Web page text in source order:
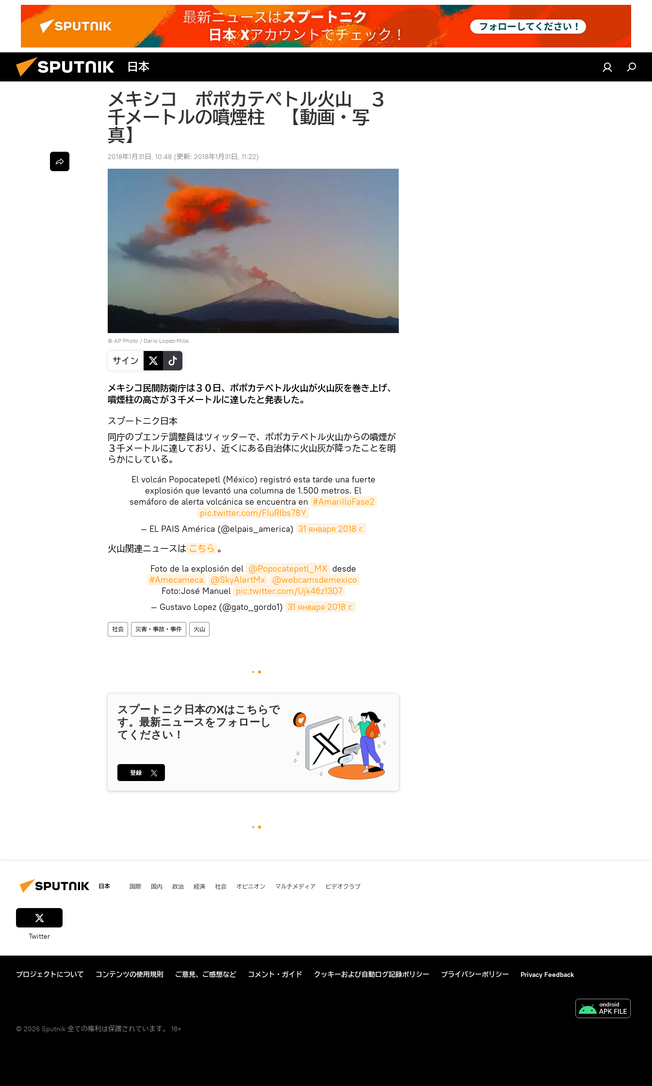
日本
メキシコ ポポカテペトル火山 ３
千メートルの噴煙柱 【動画・写
真】
2018年1月31日, 10:48 (更新: 2018年1月31日, 11:22)
© AP Photo / Dario Lopez-Mills
サイン
メキシコ民間防衛庁は３０日、ポポカテペトル火山が火山灰を巻き上げ、
噴煙柱の高さが３千メートルに達したと発表した。
スプートニク日本
同庁のプエンテ調整員はツィッターで、ポポカテペトル火山からの噴煙が
３千メートルに達しており、近くにある自治体に火山灰が降ったことを明
らかにしている。
El volcán Popocatepetl (México) registró esta tarde una fuerte
explosión que levantó una columna de 1.500 metros. El
semáforo de alerta volcánica se encuentra en #AmarilloFase2
pic.twitter.com/FIuRIbs78Y
— EL PAIS América (@elpais_america) 31 января 2018 г.
​火山関連ニュースは こちら 。
Foto de la explosión del @Popocatepetl_MX desde
#Amecameca
@SkyAlertMx
@webcamsdemexico
Foto:José Manuel pic.twitter.com/Ujk46z13D7
— Gustavo Lopez (@gato_gordo1) 31 января 2018 г.
社会 災害・事故・事件 火山
スプートニク日本のXはこちらで
す。最新ニュースをフォローし
てください！
登録
日本 国際 国内 政治 経済 社会 オピニオン マルチメディア ビデオクラブ
Twitter
プロジェクトについて コンテンツの使用規則 ご意見、ご感想など コメント・ガイド クッキーおよび自動ログ記録ポリシー プライバシーポリシー Privacy Feedback
© 2026 Sputnik 全ての権利は保護されています。 18+